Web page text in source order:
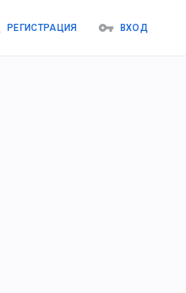
РЕГИСТРАЦИЯ ВХОД